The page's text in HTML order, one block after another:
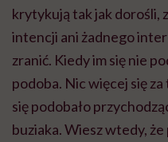
krytykują tak jak dorośli,
intencji ani żadnego
zranić. Kiedy im się nie
podoba. Nic więcej się
się podobało
buziaka. Wiesz wtedy,